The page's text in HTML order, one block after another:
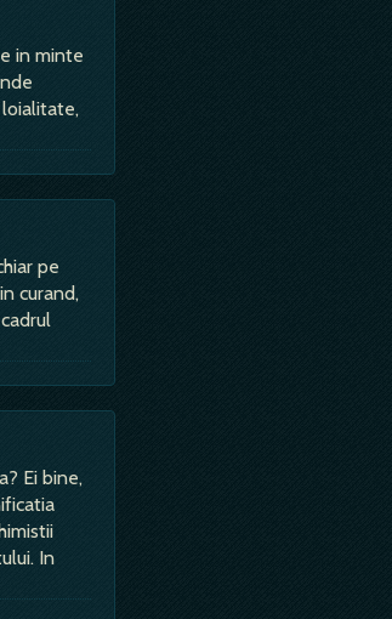
in minte
loialitate,
pe
curand,
Ei bine,
In